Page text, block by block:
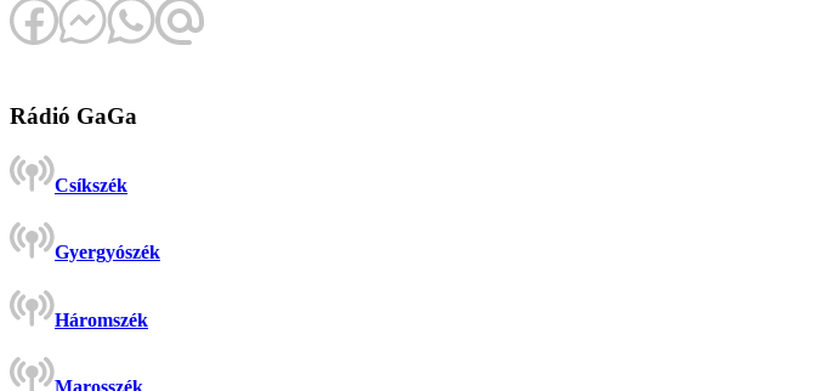
Rádió GaGa
Csíkszék
Gyergyószék
Háromszék
Marosszék